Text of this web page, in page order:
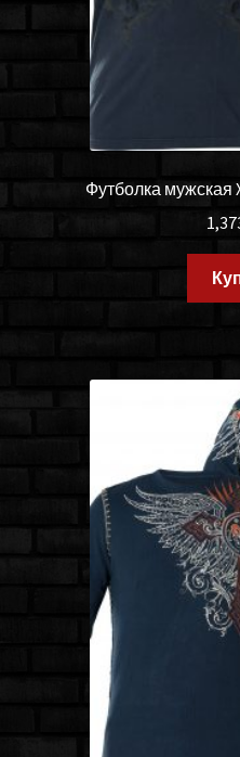
Футболка мужская